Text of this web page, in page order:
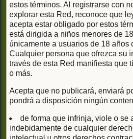
estos términos. Al registrarse con
explorar esta Red, reconoce que
acepta estar obligado por estos
está dirigida a niños menores de
únicamente a usuarios de 18 años
Cualquier persona que ofrezca su
través de esta Red manifiesta que
o más.
Acepta que no publicará, enviará
pondrá a disposición ningún
de forma que infrinja, viole o se
indebidamente de cualquier